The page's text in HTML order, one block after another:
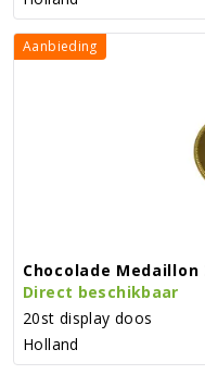
Aanbieding
Chocolade
Direct beschikbaar
20st display doos
Holland